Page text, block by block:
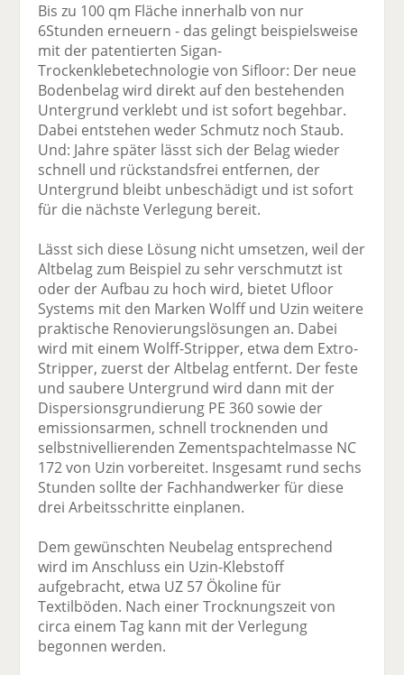
Bis zu 100 qm Fläche innerhalb von nur
6Stunden erneuern - das gelingt beispielsweise
mit der patentierten Sigan-
Trockenklebetechnologie von Sifloor: Der neue
Bodenbelag wird direkt auf den bestehenden
Untergrund verklebt und ist sofort begehbar.
Dabei entstehen weder Schmutz noch Staub.
Und: Jahre später lässt sich der Belag wieder
schnell und rückstandsfrei entfernen, der
Untergrund bleibt unbeschädigt und ist sofort
für die nächste Verlegung bereit.
Lässt sich diese Lösung nicht umsetzen, weil der
Altbelag zum Beispiel zu sehr verschmutzt ist
oder der Aufbau zu hoch wird, bietet Ufloor
Systems mit den Marken Wolff und Uzin weitere
praktische Renovierungslösungen an. Dabei
wird mit einem Wolff-Stripper, etwa dem Extro-
Stripper, zuerst der Altbelag entfernt. Der feste
und saubere Untergrund wird dann mit der
Dispersionsgrundierung PE 360 sowie der
emissionsarmen, schnell trocknenden und
selbstnivellierenden Zementspachtelmasse NC
172 von Uzin vorbereitet. Insgesamt rund sechs
Stunden sollte der Fachhandwerker für diese
drei Arbeitsschritte einplanen.
Dem gewünschten Neubelag entsprechend
wird im Anschluss ein Uzin-Klebstoff
aufgebracht, etwa UZ 57 Ökoline für
Textilböden. Nach einer Trocknungszeit von
circa einem Tag kann mit der Verlegung
begonnen werden.